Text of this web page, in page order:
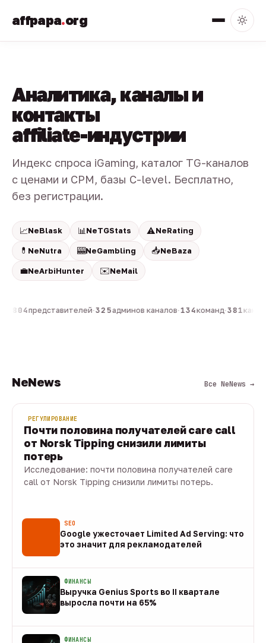
affpapa.org
Аналитика, каналы и
контакты
affiliate-индустрии
Индекс спроса iGaming, каталог TG-каналов
с ценами и CPM, базы C-level. Бесплатно,
без регистрации.
📈NeBlask 📊 NeTGStats ⚠️NeRating
💊 NeNutra 🎰NeGambling 📥NeBaza
💼NeArbiHunter ✉️NeMail
804представителей·325админов каналов·134команд·381
NeNews Все NeNews →
РЕГУЛИРОВАНИЕ
Почти половина получателей care call
от Norsk Tipping снизили лимиты
потерь
Исследование: почти половина получателей care
call от Norsk Tipping снизили лимиты потерь.
SEO
Google ужесточает Limited Ad Serving: что
это значит для рекламодателей
ФИНАНСЫ
Выручка Genius Sports во II квартале
выросла почти на 65%
ФИНАНСЫ